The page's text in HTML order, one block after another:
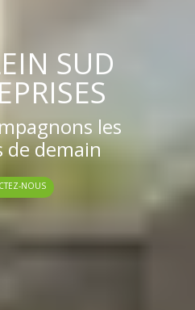
SUD
les
demain
NOUS